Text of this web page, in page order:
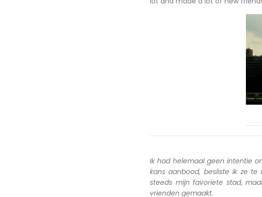
Ik had helemaal geen intentie
kans aanbood, besliste ik ze
steeds mijn favoriete stad,
vrienden gemaakt.